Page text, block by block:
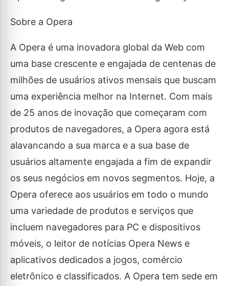
Sobre a Opera
A Opera é uma inovadora global da Web com
uma base crescente e engajada de centenas de
milhões de usuários ativos mensais que buscam
uma experiência melhor na Internet. Com mais
de 25 anos de inovação que começaram com
produtos de navegadores, a Opera agora está
alavancando a sua marca e a sua base de
usuários altamente engajada a fim de expandir
os seus negócios em novos segmentos. Hoje, a
Opera oferece aos usuários em todo o mundo
uma variedade de produtos e serviços que
incluem navegadores para PC e dispositivos
móveis, o leitor de notícias Opera News e
aplicativos dedicados a jogos, comércio
eletrônico e classificados. A Opera tem sede em